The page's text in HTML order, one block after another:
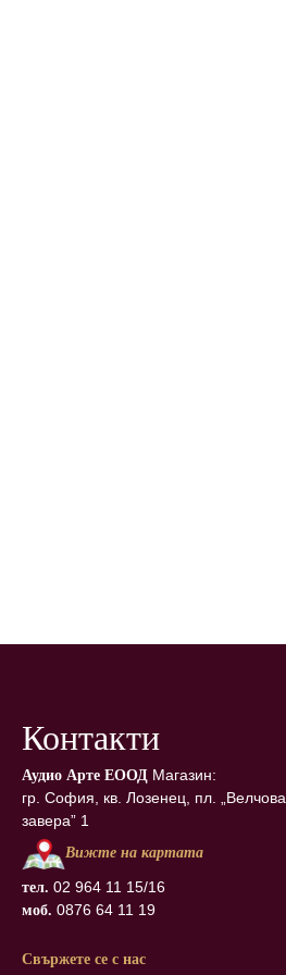
Контакти
Аудио Арте ЕООД Магазин:
гр. София, кв. Лозенец, пл. „Велчова
завера” 1
Вижте на картата
тел. 02 964 11 15/16
моб. 0876 64 11 19
Свържете се с нас